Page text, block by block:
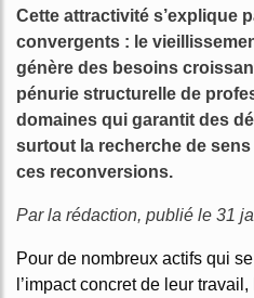
Cette attractivité s’explique
convergents : le
génère des besoins
pénurie structurelle de
domaines qui garantit des
surtout la recherche de
ces reconversions.
Par la rédaction, publié le 31
Pour de nombreux actifs qui
l’impact concret de leur